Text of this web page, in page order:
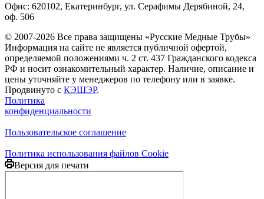
Офис: 620102, Екатеринбург, ул. Серафимы Дерябиной, 24,
оф. 506
© 2007-2026 Все права защищены «Русские Медные Трубы»
Информация на сайте не является публичной офертой,
определяемой положениями ч. 2 ст. 437 Гражданского кодекса
РФ и носит ознакомительный характер. Наличие, описание и
цены уточняйте у менеджеров по телефону или в заявке.
Продвинуто с КЭШЭР.
Политика
конфиденциальности
Пользовательское соглашение
Политика использования файлов Cookie
Версия для печати